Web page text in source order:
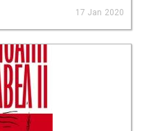
17 Jan 2020